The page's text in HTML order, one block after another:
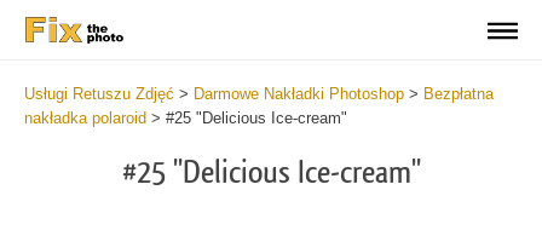
Usługi Retuszu Zdjęć > Darmowe Nakładki Photoshop > Bezpłatna
nakładka polaroid > #25 "Delicious Ice-cream"
#25 "Delicious Ice-cream"